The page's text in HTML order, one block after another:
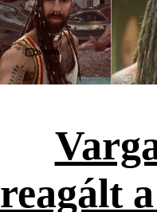
Videó
reagált